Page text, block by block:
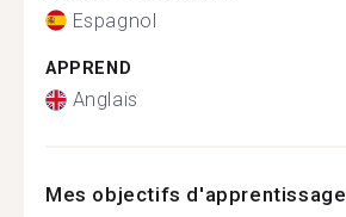
Espagnol
APPREND
Anglais
Mes objectifs d'apprentissage